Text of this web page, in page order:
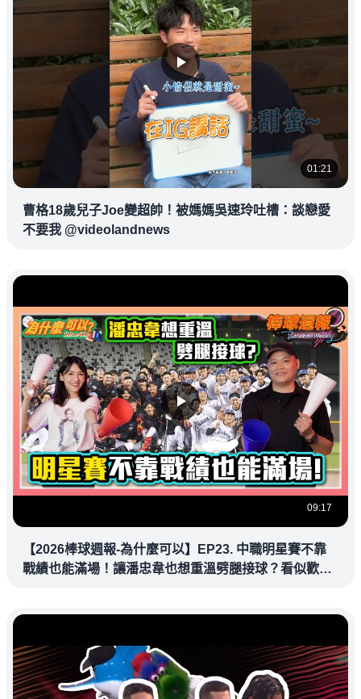
01:21
曹格18歲兒子Joe變超帥！被媽媽吳速玲吐槽：談戀愛
不要我 @videolandnews
09:17
【2026棒球週報-為什麼可以】EP23. 中職明星賽不靠
戰績也能滿場！讓潘忠韋也想重溫劈腿接球？看似歡樂